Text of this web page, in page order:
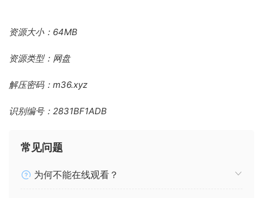
资源大小：64MB
资源类型：网盘
解压密码：m36.xyz
识别编号：2831BF1ADB
常见问题
为何不能在线观看？